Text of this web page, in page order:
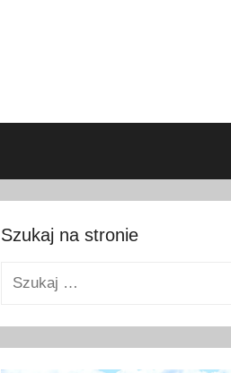
Szukaj na stronie
Szukaj: